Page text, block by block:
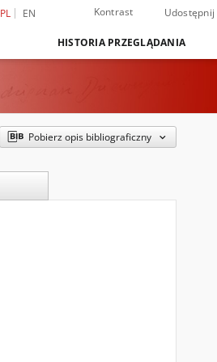
PL EN Kontrast Udostępnij
HISTORIA PRZEGLĄDANIA
Pobierz opis bibliograficzny